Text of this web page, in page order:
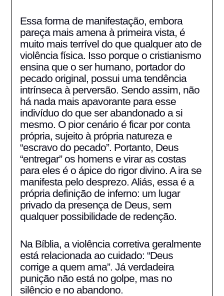
Essa forma de manifestação, embora
pareça mais amena à primeira vista, é
muito mais terrível do que qualquer ato de
violência física. Isso porque o cristianismo
ensina que o ser humano, portador do
pecado original, possui uma tendência
intrínseca à perversão. Sendo assim, não
há nada mais apavorante para esse
indivíduo do que ser abandonado a si
mesmo. O pior cenário é ficar por conta
própria, sujeito à própria natureza e
“escravo do pecado”. Portanto, Deus
“entregar” os homens e virar as costas
para eles é o ápice do rigor divino. A ira se
manifesta pelo desprezo. Aliás, essa é a
própria definição de inferno: um lugar
privado da presença de Deus, sem
qualquer possibilidade de redenção.
Na Bíblia, a violência corretiva geralmente
está relacionada ao cuidado: “Deus
corrige a quem ama”. Já verdadeira
punição não está no golpe, mas no
silêncio e no abandono.